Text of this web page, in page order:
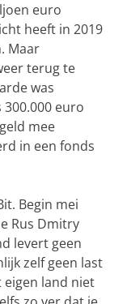
euro
heeft in 2019
Maar
terug te
was
euro
mee
in een fonds
Begin mei
Rus Dmitry
levert geen
zelf geen last
eigen land niet